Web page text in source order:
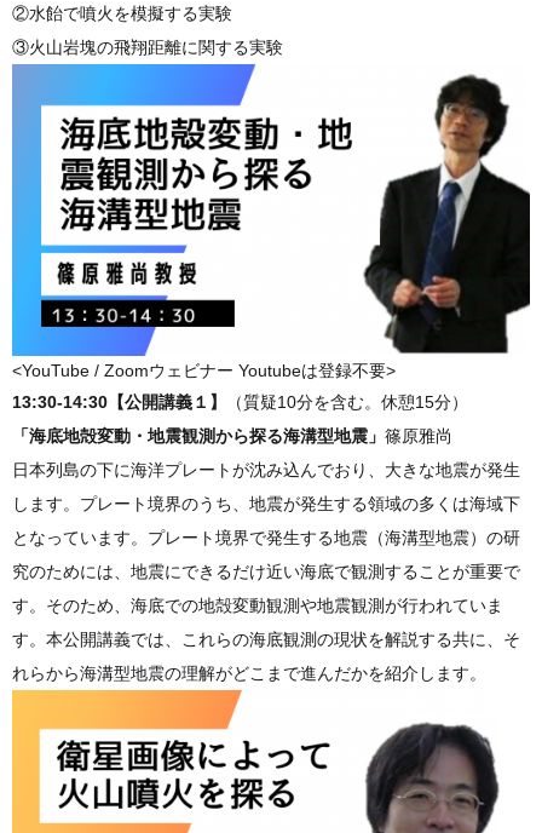
②水飴で噴火を模擬する実験
③火山岩塊の飛翔距離に関する実験
<YouTube / Zoomウェビナー Youtubeは登録不要>
13:30-14:30【公開講義１】
（質疑10分を含む。休憩15分）
「海底地殻変動・地震観測から探る海溝型地震」 篠原雅尚
日本列島の下に海洋プレートが沈み込んでおり、大きな地震が発生
します。プレート境界のうち、地震が発生する領域の多くは海域下
となっています。プレート境界で発生する地震（海溝型地震）の研
究のためには、地震にできるだけ近い海底で観測することが重要で
す。そのため、海底での地殻変動観測や地震観測が行われていま
す。本公開講義では、これらの海底観測の現状を解説する共に、そ
れらから海溝型地震の理解がどこまで進んだかを紹介します。